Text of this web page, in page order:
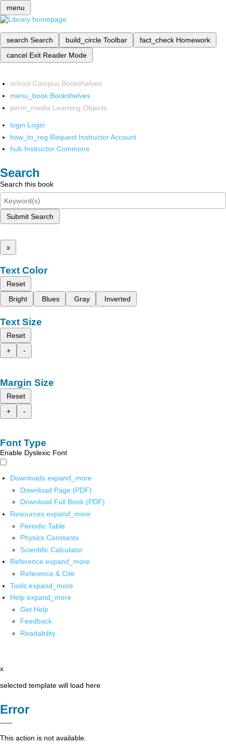
menu
search Search build_circle Toolbar fact_check Homework
cancel Exit Reader Mode
school Campus Bookshelves
menu_book Bookshelves
perm_media Learning Objects
login Login
how_to_reg Request Instructor Account
hub Instructor Commons
Search
Search this book
Submit Search
x
Text Color
Reset
Bright
Blues Gray Inverted
Text Size
Reset
+
-
Margin Size
Reset
+
-
Font Type
Enable Dyslexic Font
Downloads expand_more
Download Page (PDF)
Download Full Book (PDF)
Resources expand_more
Periodic Table
Physics Constants
Scientific Calculator
Reference expand_more
Reference & Cite
Tools expand_more
Help expand_more
Get Help
Feedback
Readability
x
selected template will load here
Error
This action is not available.